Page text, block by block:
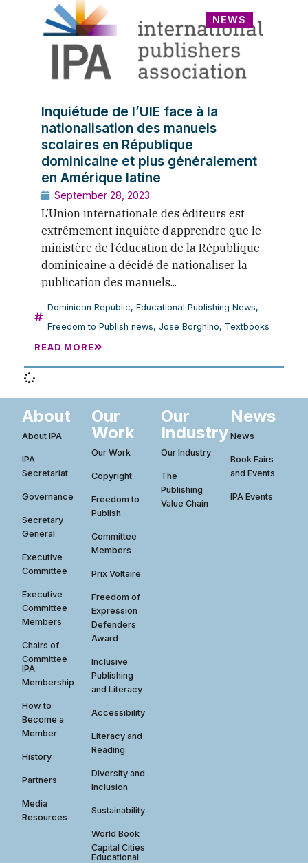
NEWS
Inquiétude de l’UIE face à la
nationalisation des manuels
scolaires en République
dominicaine et plus généralement
en Amérique latine
September 28, 2023
L’Union internationale des éditeurs est
extrêmement inquiète d’apprendre que le
ministère de l’éducation de la République
dominicaine a décidé de nationaliser la
publication des manuels...
Dominican Republic, Educational Publishing News,
Freedom to Publish news, Jose Borghino, Textbooks
READ MORE
About
About IPA
IPA
Secretariat
Governance
Secretary
General
Executive
Committee
Executive
Committee
Members
Chairs of
Committee
IPA
Membership
How to
Become a
Member
History
Partners
Media
Resources
Our
Work
Our Work
Copyright
Freedom to
Publish
Committee
Members
Prix Voltaire
Freedom of
Expression
Defenders
Award
Inclusive
Publishing
and Literacy
Accessibility
Literacy and
Reading
Diversity and
Inclusion
Sustainability
World Book
Capital Cities
Educational
Our
Industry
Our Industry
The
Publishing
Value Chain
News
News
Book Fairs
and Events
IPA Events